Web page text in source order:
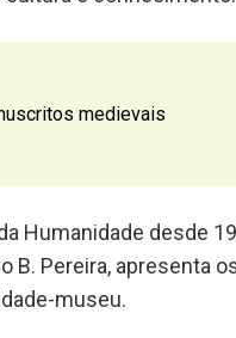
medievais
Humanidade desde
B. Pereira, apresenta
museu.